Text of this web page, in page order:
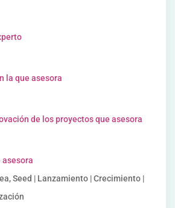
la que asesora
de los proyectos que asesora
asesora
Seed | Lanzamiento | Crecimiento |